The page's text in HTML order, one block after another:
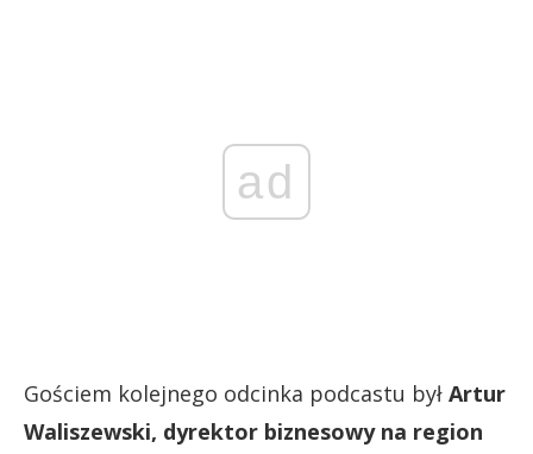
ad
Gościem kolejnego odcinka podcastu był Artur
Waliszewski, dyrektor biznesowy na region